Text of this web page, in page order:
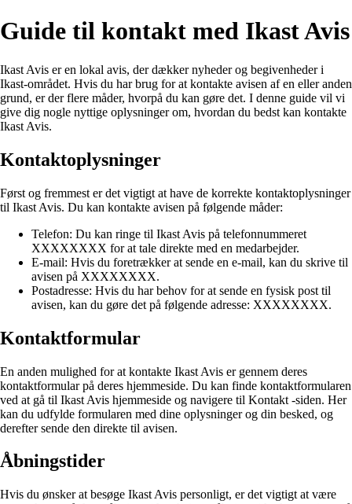
Guide til kontakt med Ikast Avis
Ikast Avis er en lokal avis, der dækker nyheder og begivenheder i
Ikast-området. Hvis du har brug for at kontakte avisen af en eller anden
grund, er der flere måder, hvorpå du kan gøre det. I denne guide vil vi
give dig nogle nyttige oplysninger om, hvordan du bedst kan kontakte
Ikast Avis.
Kontaktoplysninger
Først og fremmest er det vigtigt at have de korrekte kontaktoplysninger
til Ikast Avis. Du kan kontakte avisen på følgende måder:
Telefon: Du kan ringe til Ikast Avis på telefonnummeret
XXXXXXXX for at tale direkte med en medarbejder.
E-mail: Hvis du foretrækker at sende en e-mail, kan du skrive til
avisen på XXXXXXXX.
Postadresse: Hvis du har behov for at sende en fysisk post til
avisen, kan du gøre det på følgende adresse: XXXXXXXX.
Kontaktformular
En anden mulighed for at kontakte Ikast Avis er gennem deres
kontaktformular på deres hjemmeside. Du kan finde kontaktformularen
ved at gå til Ikast Avis hjemmeside og navigere til Kontakt -siden. Her
kan du udfylde formularen med dine oplysninger og din besked, og
derefter sende den direkte til avisen.
Åbningstider
Hvis du ønsker at besøge Ikast Avis personligt, er det vigtigt at være